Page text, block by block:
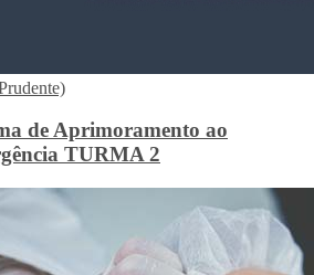
de Aprimoramento ao
TURMA 2